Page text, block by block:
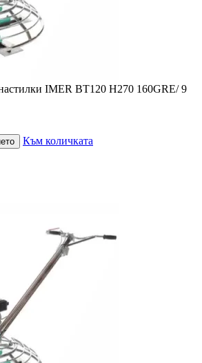
IMER BT120 H270 160GRE/ 9
Към количката